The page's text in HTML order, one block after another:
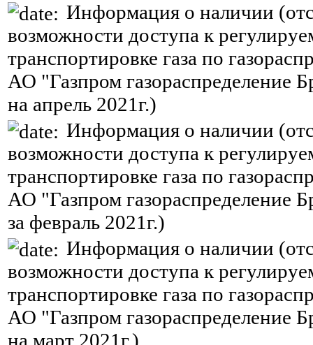
Информация о наличии
возможности доступа к
транспортировке газа по
АО "Газпром газораспределение
на апрель 2021г.)
Информация о наличии
возможности доступа к
транспортировке газа по
АО "Газпром газораспределение
за февраль 2021г.)
Информация о наличии
возможности доступа к
транспортировке газа по
АО "Газпром газораспределение
на март 2021г.)